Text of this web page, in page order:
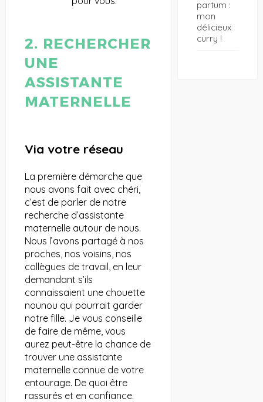
2. RECHERCHER
UNE
ASSISTANTE
MATERNELLE
Via votre réseau
La première démarche que
nous avons fait avec chéri,
c’est de parler de notre
recherche d’assistante
maternelle autour de nous.
Nous l’avons partagé à nos
proches, nos voisins, nos
collègues de travail, en leur
demandant s’ils
connaissaient une chouette
nounou qui pourrait garder
notre fille. Je vous conseille
de faire de même, vous
aurez peut-être la chance de
trouver une assistante
maternelle connue de votre
entourage. De quoi être
rassurés et en confiance.
partum :
mon
délicieux
curry !